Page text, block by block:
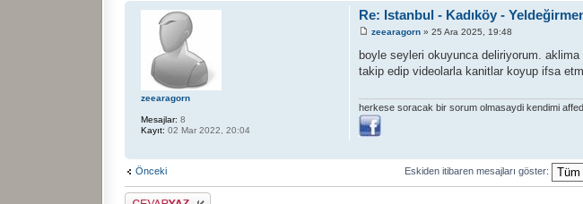
Re: Istanbul - Kadıköy -
zeearagorn » 25 Ara 2025, 19:48
boyle seyleri okuyunca deliriyorum.
takip edip videolarla kanitlar koyup ifsa
herkese soracak bir sorum olmasaydi kendimi
zeearagorn
Mesajlar: 8
Kayıt: 02 Mar 2022, 20:04
Önceki Eskiden itibaren mesajları göster:
Cevap gönder